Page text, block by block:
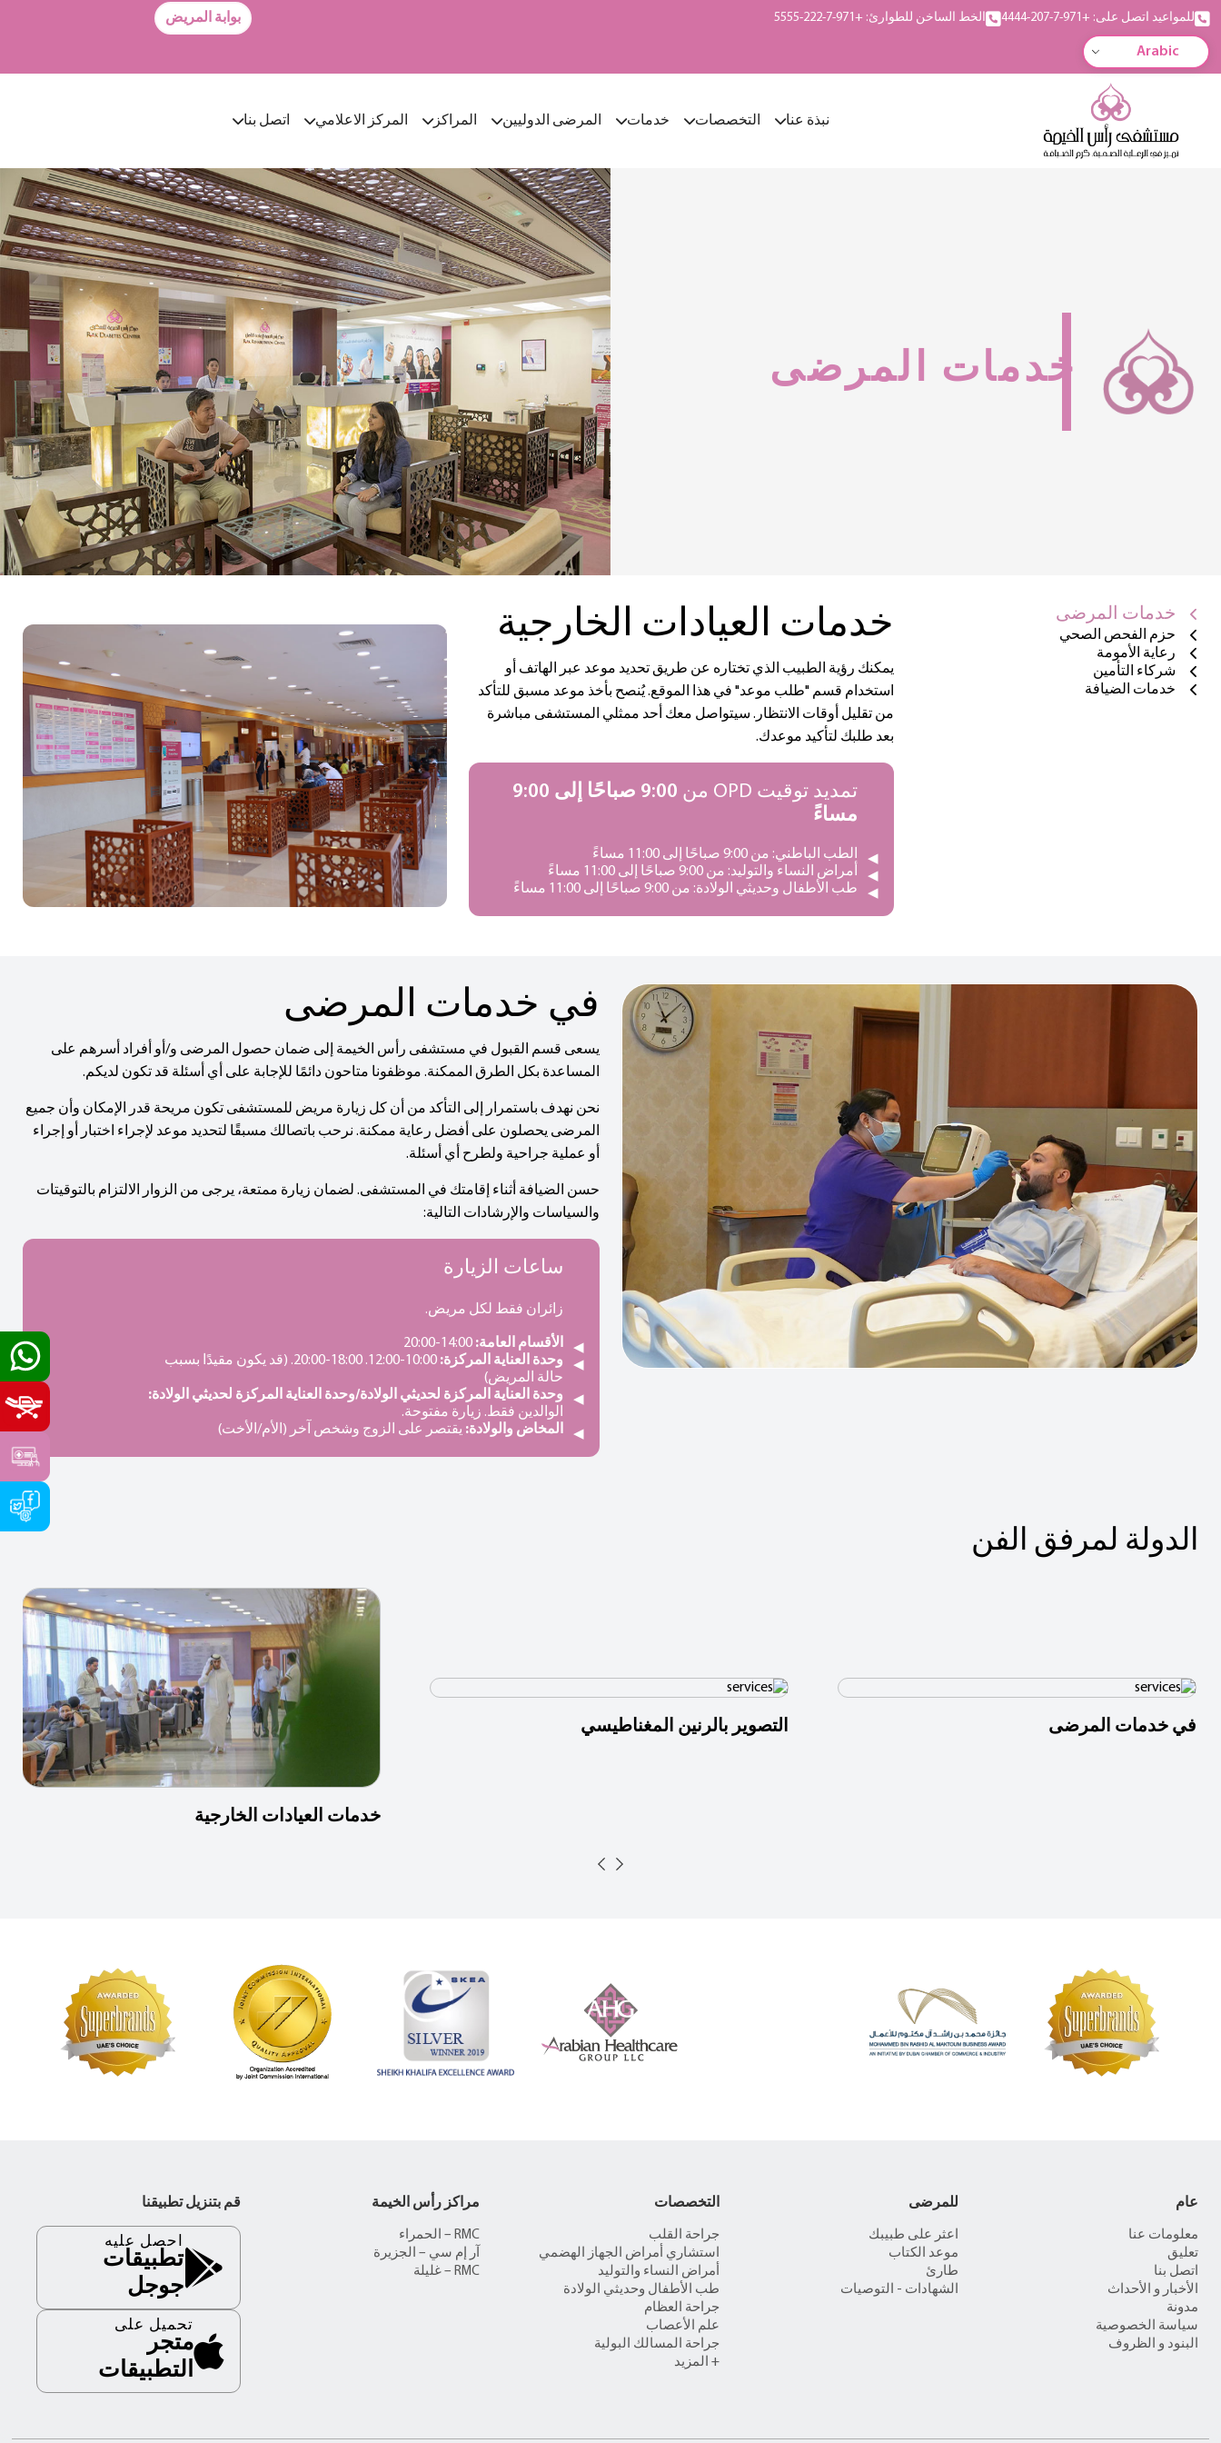
للمواعيد اتصل على: +971-7-207-4444 الخط الساخن للطوارئ: +971-7-222-5555 بوابة المريض
Arabic
نبذة عنا التخصصات خدمات المرضى الدوليين المراكز المركز الاعلامي اتصل بنا
خدمات المرضى
خدمات المرضى
حزم الفحص الصحي
رعاية الأمومة
شركاء التأمين
خدمات الضيافة
خدمات العيادات الخارجية
يمكنك رؤية الطبيب الذي تختاره عن طريق تحديد موعد عبر الهاتف أو
استخدام قسم "طلب موعد" في هذا الموقع. يُنصح بأخذ موعد مسبق للتأكد
من تقليل أوقات الانتظار. سيتواصل معك أحد ممثلي المستشفى مباشرة
بعد طلبك لتأكيد موعدك.
تمديد توقيت OPD من
9:00 صباحًا إلى 9:00
مساءً
الطب الباطني: من 9:00 صباحًا إلى 11:00 مساءً
أمراض النساء والتوليد: من 9:00 صباحًا إلى 11:00 مساءً
طب الأطفال وحديثي الولادة: من 9:00 صباحًا إلى 11:00 مساءً
في خدمات المرضى
يسعى قسم القبول في مستشفى رأس الخيمة إلى ضمان حصول المرضى و/أو أفراد أسرهم على
المساعدة بكل الطرق الممكنة. موظفونا متاحون دائمًا للإجابة على أي أسئلة قد تكون لديكم.
نحن نهدف باستمرار إلى التأكد من أن كل زيارة مريض للمستشفى تكون مريحة قدر الإمكان وأن جميع
المرضى يحصلون على أفضل رعاية ممكنة. نرحب باتصالك مسبقًا لتحديد موعد لإجراء اختبار أو إجراء
أو عملية جراحية ولطرح أي أسئلة.
حسن الضيافة أثناء إقامتك في المستشفى. لضمان زيارة ممتعة، يرجى من الزوار الالتزام بالتوقيتات
والسياسات والإرشادات التالية:
ساعات الزيارة
زائران فقط لكل مريض.
الأقسام العامة:
وحدة العناية المركزة:
10:00-12:00. 18:00-20:00. (قد يكون مقيدًا بسبب
حالة المريض)
وحدة العناية المركزة لحديثي الولادة/وحدة العناية المركزة لحديثي الولادة:
الوالدين فقط. زيارة مفتوحة.
المخاض والولادة: يقتصر على الزوج وشخص آخر (الأم/الأخت)
الدولة لمرفق الفن
خدمات العيادات الخارجية
التصوير بالرنين المغناطيسي في خدمات المرضى
عام
معلومات عنا
تعليق
اتصل بنا
الأخبار و الأحداث
مدونة
سياسة الخصوصية
البنود و الظروف
للمرضى
اعثر على طبيبك
موعد الكتاب
طارئ
الشهادات - التوصيات
التخصصات
جراحة القلب
استشاري أمراض الجهاز الهضمي
أمراض النساء والتوليد
طب الأطفال وحديثي الولادة
جراحة العظام
علم الأعصاب
جراحة المسالك البولية
+ المزيد
مراكز رأس الخيمة
RMC – الحمراء
آر إم سي – الجزيرة
RMC – غليلة
قم بتنزيل تطبيقنا
احصل عليه
تطبيقات
جوجل
تحميل على
متجر
التطبيقات